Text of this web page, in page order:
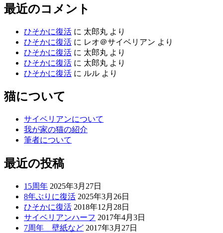
最近のコメント
ひそかに復活 に 太郎丸 より
ひそかに復活 に レオ＠サイベリアン より
ひそかに復活 に 太郎丸 より
ひそかに復活 に 太郎丸 より
ひそかに復活 に ルル より
猫について
サイベリアンについて
我が家の猫の紹介
筆者について
最近の投稿
15周年 2025年3月27日
8年ぶりに復活 2025年3月26日
ひそかに復活 2018年12月28日
サイベリアンハーフ 2017年4月3日
7周年 壁紙など 2017年3月27日